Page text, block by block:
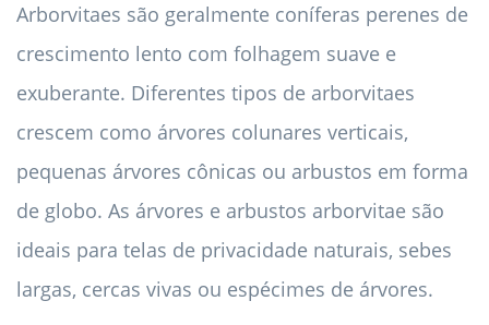
Arborvitaes são geralmente coníferas perenes de
crescimento lento com folhagem suave e
exuberante. Diferentes tipos de arborvitaes
crescem como árvores colunares verticais,
pequenas árvores cônicas ou arbustos em forma
de globo. As árvores e arbustos arborvitae são
ideais para telas de privacidade naturais, sebes
largas, cercas vivas ou espécimes de árvores.